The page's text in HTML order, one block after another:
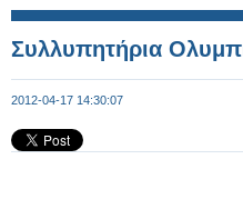
Συλλυπητήρια
2012-04-17 14:30:07